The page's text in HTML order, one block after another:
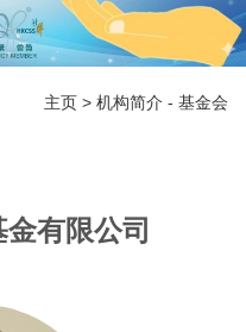
主页 > 机构简介 - 基金会
有限公司